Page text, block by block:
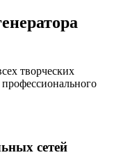
творческих
сетей